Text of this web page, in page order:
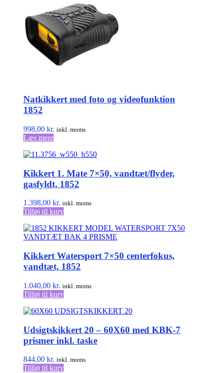
Natkikkert med foto og videofunktion
1852
998,00 kr. inkl. moms
Læs mere
Kikkert 1. Mate 7×50, vandtæt/flyder,
gasfyldt, 1852
1.398,00 kr. inkl. moms
Tilføj til kurv
Kikkert Watersport 7×50 centerfokus,
vandtæt, 1852
1.040,00 kr. inkl. moms
Tilføj til kurv
Udsigtskikkert 20 – 60X60 med KBK-7
prismer inkl. taske
844,00 kr. inkl. moms
Tilføj til kurv